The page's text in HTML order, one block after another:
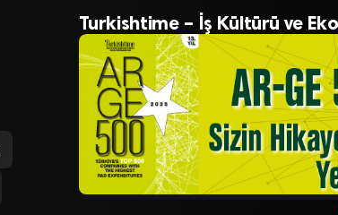
Turkishtime – İş Kültürü ve